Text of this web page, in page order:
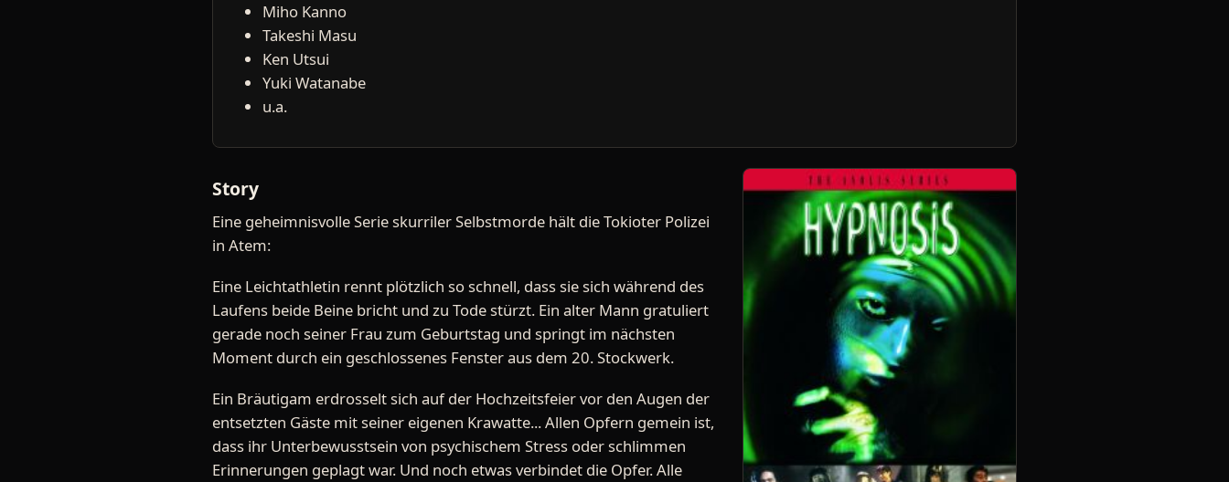
Miho Kanno
Takeshi Masu
Ken Utsui
Yuki Watanabe
u.a.
Story
Eine geheimnisvolle Serie skurriler Selbstmorde hält die Tokioter Polizei
in Atem:
Eine Leichtathletin rennt plötzlich so schnell, dass sie sich während des
Laufens beide Beine bricht und zu Tode stürzt. Ein alter Mann gratuliert
gerade noch seiner Frau zum Geburtstag und springt im nächsten
Moment durch ein geschlossenes Fenster aus dem 20. Stockwerk.
Ein Bräutigam erdrosselt sich auf der Hochzeitsfeier vor den Augen der
entsetzten Gäste mit seiner eigenen Krawatte... Allen Opfern gemein ist,
dass ihr Unterbewusstsein von psychischem Stress oder schlimmen
Erinnerungen geplagt war. Und noch etwas verbindet die Opfer. Alle